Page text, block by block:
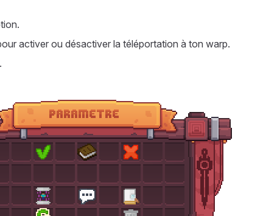
activer ou désactiver la téléportation à ton warp.